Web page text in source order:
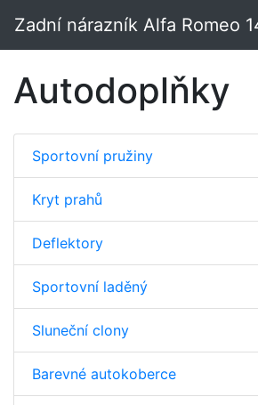
Zadní nárazník Alfa Romeo
Autodoplňky
Sportovní pružiny
Kryt prahů
Deflektory
Sportovní laděný
Sluneční clony
Barevné autokoberce